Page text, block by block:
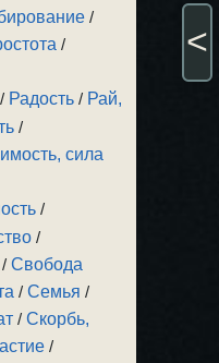
/
/
/ Радость / Рай,
/
сила
/
/
/Свобода
/Семья /
/Скорбь,
/
<